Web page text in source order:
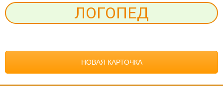
ЛОГОПЕД
НОВАЯ КАРТОЧКА